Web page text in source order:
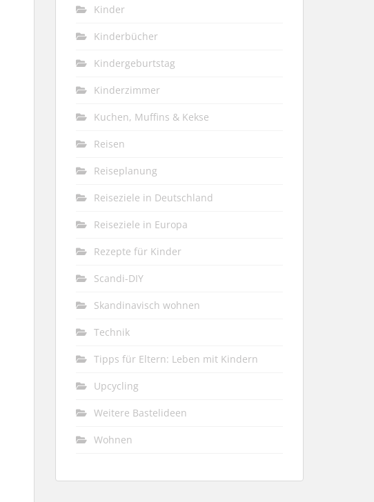
Kinder
Kinderbücher
Kindergeburtstag
Kinderzimmer
Kuchen, Muffins & Kekse
Reisen
Reiseplanung
Reiseziele in Deutschland
Reiseziele in Europa
Rezepte für Kinder
Scandi-DIY
Skandinavisch wohnen
Technik
Tipps für Eltern: Leben mit Kindern
Upcycling
Weitere Bastelideen
Wohnen